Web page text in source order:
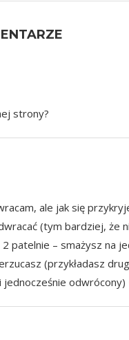
strony?
ale jak się
(tym bardziej, że
patelnie – smażysz na
(przykładasz
jednocześnie odwrócony)